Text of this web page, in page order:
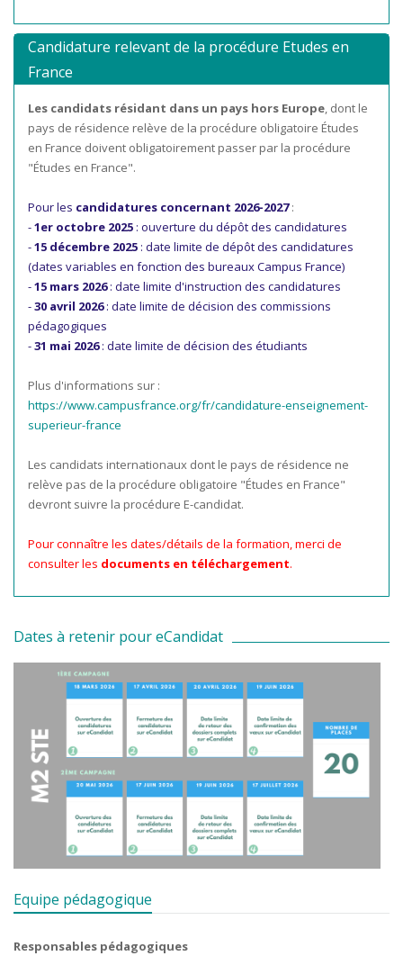
Candidature relevant de la procédure Etudes en
France
Les candidats résidant dans un pays hors Europe, dont le
pays de résidence relève de la procédure obligatoire Études
en France doivent obligatoirement passer par la procédure
"Études en France".
Pour les candidatures concernant 2026-2027:
-1er octobre 2025 : ouverture du dépôt des candidatures
-15 décembre 2025 : date limite de dépôt des candidatures
(dates variables en fonction des bureaux Campus France)
-15 mars 2026: date limite d'instruction des candidatures
-30 avril 2026: date limite de décision des commissions
pédagogiques
-31 mai 2026: date limite de décision des étudiants
Plus d'informations sur :
https://www.campusfrance.org/fr/candidature-enseignement-
superieur-france
Les candidats internationaux dont le pays de résidence ne
relève pas de la procédure obligatoire "Études en France"
devront suivre la procédure E-candidat.
Pour connaître les dates/détails de la formation, merci de
consulter les documents en téléchargement.
Dates à retenir pour eCandidat
Equipe pédagogique
Responsables pédagogiques